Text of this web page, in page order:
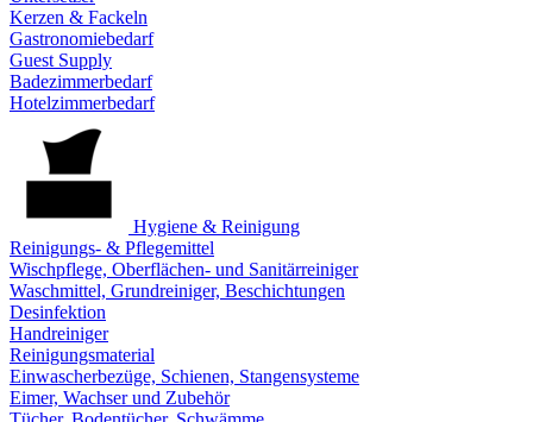
Kerzen & Fackeln
Gastronomiebedarf
Guest Supply
Badezimmerbedarf
Hotelzimmerbedarf
Hygiene & Reinigung
Reinigungs- & Pflegemittel
Wischpflege, Oberflächen- und Sanitärreiniger
Waschmittel, Grundreiniger, Beschichtungen
Desinfektion
Handreiniger
Reinigungsmaterial
Einwascherbezüge, Schienen, Stangensysteme
Eimer, Wachser und Zubehör